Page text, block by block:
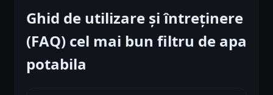
Ghid de utilizare și întreținere
(FAQ) cel mai bun filtru de apa
potabila